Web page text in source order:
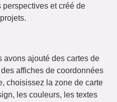
perspectives et créé de
avons ajouté des cartes de
affiches de coordonnées
choisissez la zone de carte
les couleurs, les textes